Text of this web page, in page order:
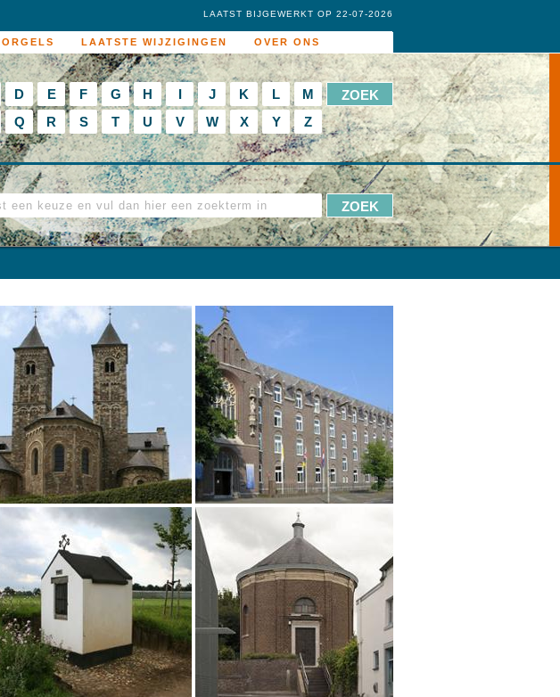
ORGELS LAATSTE WIJZIGINGEN OVER ONS
LAATST BIJGEWERKT OP 22-07-2026
D E F G H I J K L
M
Q R S T U V W X Y Z